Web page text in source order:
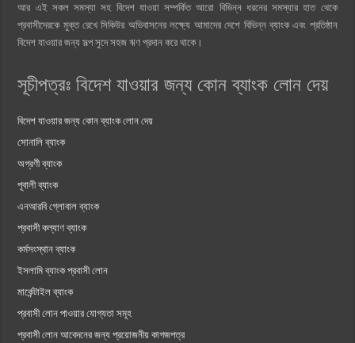
আর এই সকল সমস্যা সহ বিদেশ যাওয়া সম্পর্কিত আরো বিভিন্ন ধরনের সমস্যার হাত থেকে
প্রবাসীদেরকে মুক্ত রেখে সিকিউর অভিবাসনের লক্ষ্যে আমাদের দেশে বিভিন্ন ব্যাংক এবং প্রতিষ্ঠান
বিদেশ যাওয়ার জন্য সল্প সুদে সহজ ঋণ প্রদান করে থাকে।
সূচীপত্রঃ বিদেশ যাওয়ার জন্য কোন ব্যাংক লোন দেয়
বিদেশ যাওয়ার জন্য কোন ব্যাংক লোন দেয়
সোনালি ব্যাংক
অগ্রণী ব্যাংক
পূবালী ব্যাংক
এনআরবি গ্লোবাল ব্যাংক
প্রবাসী কল্যাণ ব্যাংক
কর্মসংস্থান ব্যাংক
ইসলামি ব্যাংক প্রবাসী লোন
মার্কেন্টাইল ব্যাংক
প্রবাসী লোন পাওয়ার যোগ্যতা সমূহ
প্রবাসী লোন আবেদনের জন্য প্রয়োজনীয় কাগজপত্র